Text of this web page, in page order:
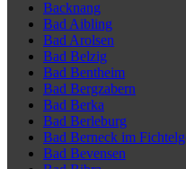
Backnang
Bad Aibling
Bad Arolsen
Bad Belzig
Bad Bentheim
Bad Bergzabern
Bad Berka
Bad Berleburg
Bad Berneck im
Bad Bevensen